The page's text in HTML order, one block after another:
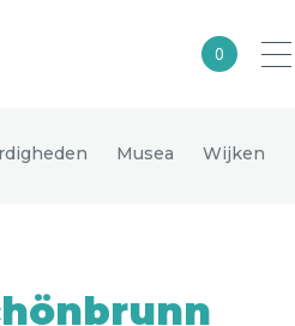
0
Musea Wijken